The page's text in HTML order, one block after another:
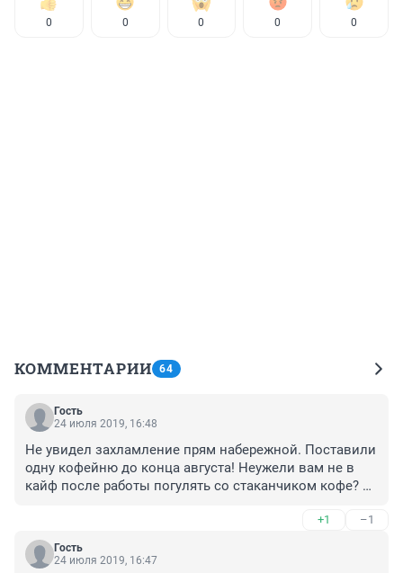
0 0 0 0 0
КОММЕНТАРИИ 64
Гость
24 июля 2019, 16:48
Не увидел захламление прям набережной. Поставили
одну кофейню до конца августа! Неужели вам не в
кайф после работы погулять со стаканчиком кофе? И
+1 –1
Гость
24 июля 2019, 16:47